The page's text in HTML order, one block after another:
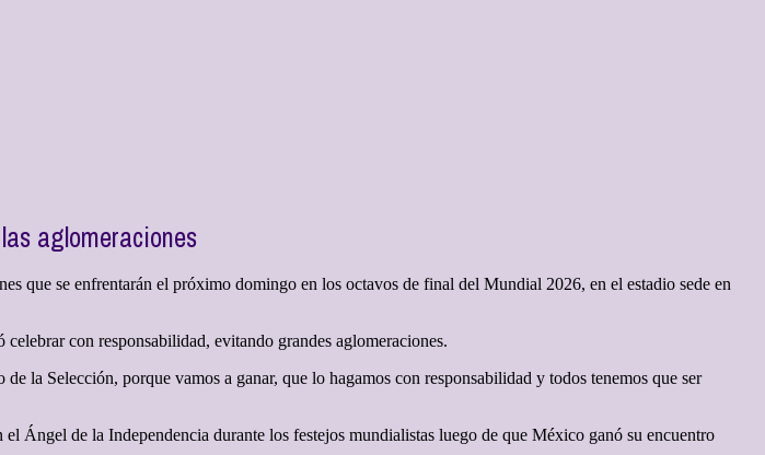
aglomeraciones
que se enfrentarán el próximo domingo en los octavos de final del Mundial 2026, en el estadio sede en
con responsabilidad, evitando grandes aglomeraciones.
la Selección, porque vamos a ganar, que lo hagamos con responsabilidad y todos tenemos que ser
Ángel de la Independencia durante los festejos mundialistas luego de que México ganó su encuentro